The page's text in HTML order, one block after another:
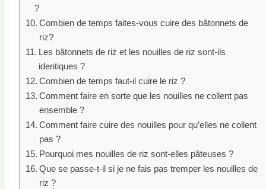
?
Combien de temps faites-vous cuire des bâtonnets de
riz?
Les bâtonnets de riz et les nouilles de riz sont-ils
identiques ?
Combien de temps faut-il cuire le riz ?
Comment faire en sorte que les nouilles ne collent pas
ensemble ?
Comment faire cuire des nouilles pour qu’elles ne collent
pas ?
Pourquoi mes nouilles de riz sont-elles pâteuses ?
Que se passe-t-il si je ne fais pas tremper les nouilles de
riz ?